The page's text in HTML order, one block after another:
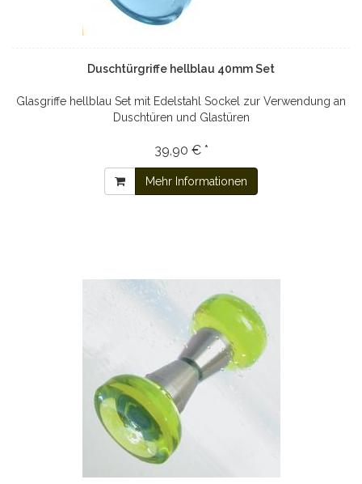
Duschtürgriffe hellblau 40mm Set
Glasgriffe hellblau Set mit Edelstahl Sockel zur Verwendung an
Duschtüren und Glastüren
39,90 € *
Mehr Informationen